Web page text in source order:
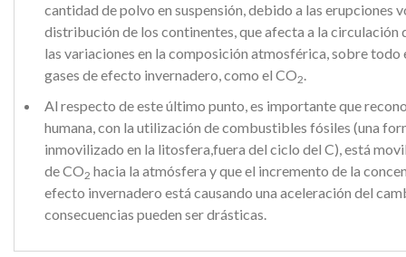
cantidad de polvo en suspensión, debido a las erupciones
distribución de los continentes, que afecta a la circulación
las variaciones en la composición atmosférica, sobre todo
gases de efecto invernadero, como el CO2.
Al respecto de este último punto, es importante que
humana, con la utilización de combustibles fósiles (una
inmovilizado en la litosfera,fuera del ciclo del C), está
deCO2 hacia la atmósfera y que el incremento de la
efecto invernadero está causando una aceleración del
consecuencias pueden ser drásticas.